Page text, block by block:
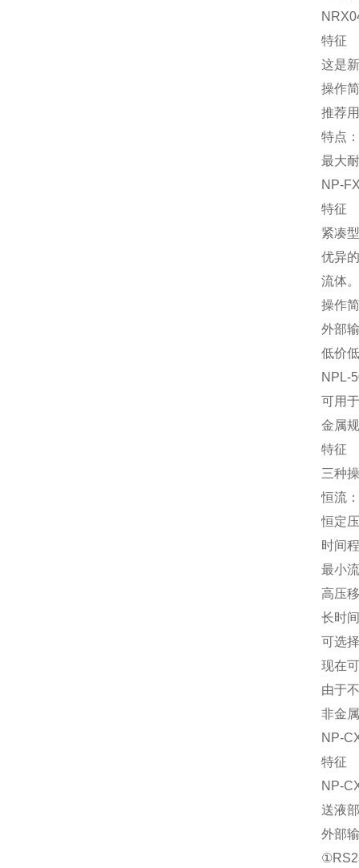
特征
这是
操作
推荐
特点
最大
NP-
特征
紧凑
优异
流体。
操作
外部
低价
NPL-
可用
金属
特征
三种
恒流
恒定
时间
最小
高压
长时
可选
现在
由于
非金
NP-
特征
NP-
送液
外部